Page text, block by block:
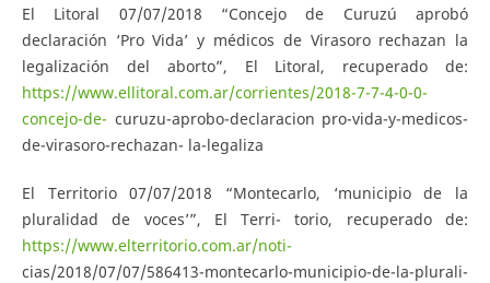
El Litoral 07/07/2018 “Concejo de Curuzú aprobó
declaración ‘Pro Vida’ y médicos de Virasoro rechazan la
legalización del aborto”, El Litoral, recuperado de:
https://www.ellitoral.com.ar/corrientes/2018-7-7-4-0-0-
concejo-de- curuzu-aprobo-declaracion pro-vida-y-medicos-
de-virasoro-rechazan- la-legaliza
El Territorio 07/07/2018 “Montecarlo, ‘municipio de la
pluralidad de voces’”, El Terri- torio, recuperado de:
https://www.elterritorio.com.ar/noti-
cias/2018/07/07/586413-montecarlo-municipio-de-la-plurali-